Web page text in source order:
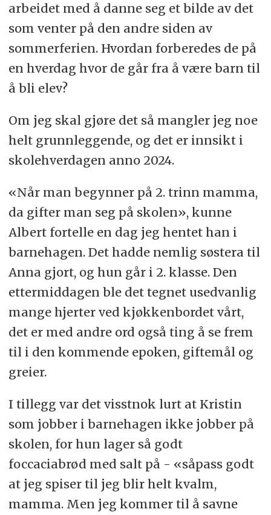
arbeidet med å danne seg et bilde av det
som venter på den andre siden av
sommerferien. Hvordan forberedes de på
en hverdag hvor de går fra å være barn til
å bli elev?
Om jeg skal gjøre det så mangler jeg noe
helt grunnleggende, og det er innsikt i
skolehverdagen anno 2024.
«Når man begynner på 2. trinn mamma,
da gifter man seg på skolen», kunne
Albert fortelle en dag jeg hentet han i
barnehagen. Det hadde nemlig søstera til
Anna gjort, og hun går i 2. klasse. Den
ettermiddagen ble det tegnet usedvanlig
mange hjerter ved kjøkkenbordet vårt,
det er med andre ord også ting å se frem
til i den kommende epoken, giftemål og
greier.
I tillegg var det visstnok lurt at Kristin
som jobber i barnehagen ikke jobber på
skolen, for hun lager så godt
foccaciabrød med salt på - «såpass godt
at jeg spiser til jeg blir helt kvalm,
mamma. Men jeg kommer til å savne